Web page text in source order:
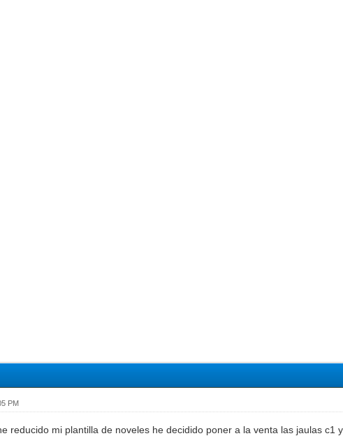
PM
reducido mi plantilla de noveles he decidido poner a la venta las jaulas c1